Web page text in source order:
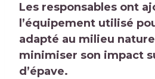
Les responsables ont
l’équipement utilisé
adapté au milieu
minimiser son impact
d’épave.